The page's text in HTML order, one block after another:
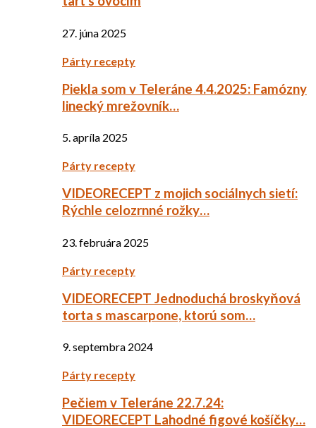
27. júna 2025
Párty recepty
Piekla som v Teleráne 4.4.2025: Famózny
linecký mrežovník…
5. apríla 2025
Párty recepty
VIDEORECEPT z mojich sociálnych sietí:
Rýchle celozrnné rožky…
23. februára 2025
Párty recepty
VIDEORECEPT Jednoduchá broskyňová
torta s mascarpone, ktorú som…
9. septembra 2024
Párty recepty
Pečiem v Teleráne 22.7.24:
VIDEORECEPT Lahodné figové košíčky…